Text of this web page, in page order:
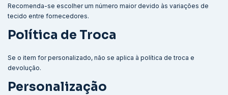
Recomenda-se escolher um número maior devido às variações de
tecido entre fornecedores.
Política de Troca
Se o item for personalizado, não se aplica à política de troca e
devolução.
Personalização